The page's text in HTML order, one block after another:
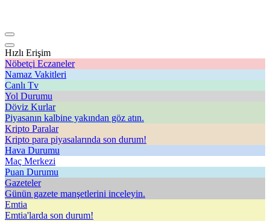
Hızlı Erişim
Nöbetçi Eczaneler
Namaz Vakitleri
Canlı Tv
Yol Durumu
Döviz Kurlar
Piyasanın kalbine yakından göz atın.
Kripto Paralar
Kripto para piyasalarında son durum!
Hava Durumu
Maç Merkezi
Puan Durumu
Gazeteler
Günün gazete manşetlerini inceleyin.
Emtia
Emtia'larda son durum!